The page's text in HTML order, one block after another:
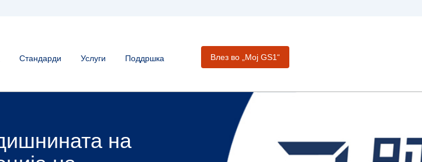
Стандарди Услуги Поддршка Влез во „Moj GS1“